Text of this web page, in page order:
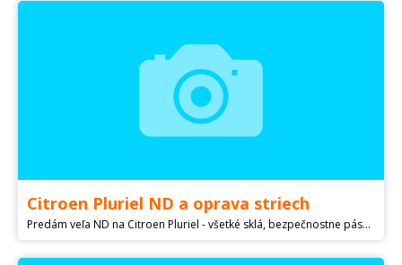
Citroen Pluriel ND a oprava striech
Predám veľa ND na Citroen Pluriel - všetké sklá, bezpečnostne pásy, sedadlá, svetlá predné a zadné - nové aj použité, zadné sťahovacie mechanizmy okien, plastové kryty kufra po odobratí oblúkov, plastové diely všetké lišty dverí ------- diely strechy - plachta rám, riadiace jednotky strechy - motorčeky sťahovania strechy + zadné sklo vyklápacieho okna kufra ------- airbagy volantu a sedadiel, elektrické diely, pravé dvere spolujazdec vo farbe orange, dosky kufra, nárazníky vo farbe auta, tesnenia strechy - dverí a ostatné +++ iné diely. Volať NEPÍSAT !!!